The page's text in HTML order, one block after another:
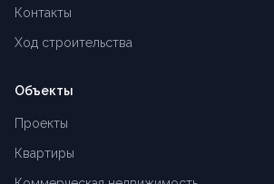
Контакты
Ход строительства
Объекты
Проекты
Квартиры